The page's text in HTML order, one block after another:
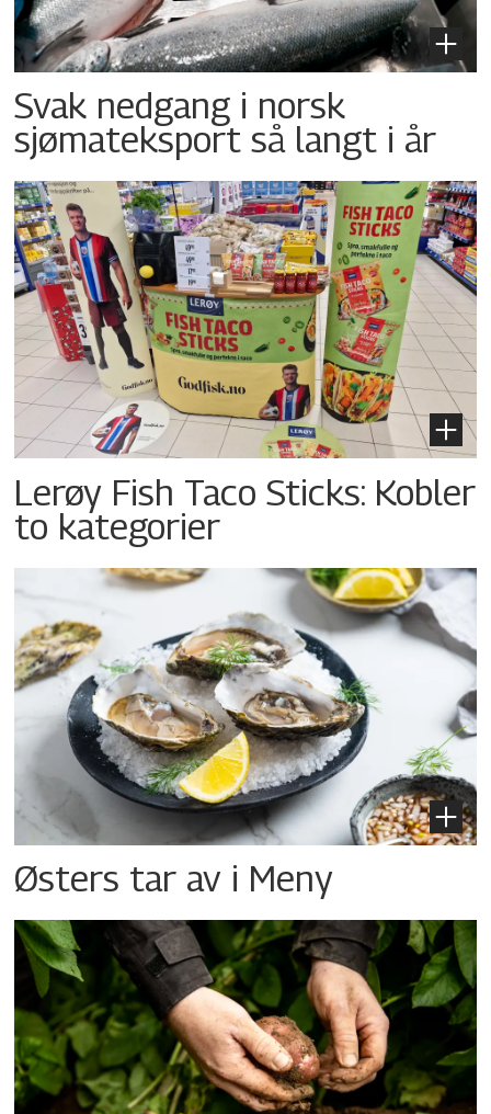
Svak nedgang i norsk
sjømateksport så langt i år
Lerøy Fish Taco Sticks: Kobler
to kategorier
Østers tar av i Meny